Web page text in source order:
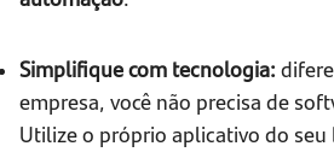
Simplifique com tecnologia:
empresa, você não precisa de
Utilize o próprio aplicativo do seu